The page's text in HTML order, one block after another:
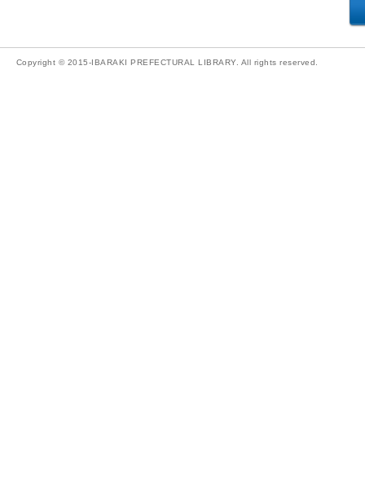
Copyright © 2015-IBARAKI PREFECTURAL LIBRARY. All rights reserved.